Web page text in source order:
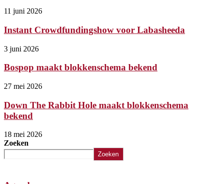
11 juni 2026
Instant Crowdfundingshow voor Labasheeda
3 juni 2026
Bospop maakt blokkenschema bekend
27 mei 2026
Down The Rabbit Hole maakt blokkenschema
bekend
18 mei 2026
Zoeken
Zoeken